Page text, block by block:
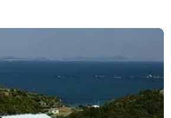
、24時間以内に新鮮な状態で使用するタ